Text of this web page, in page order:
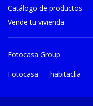
Catálogo de productos
Vende tu vivienda
Fotocasa Group
Fotocasa habitaclia